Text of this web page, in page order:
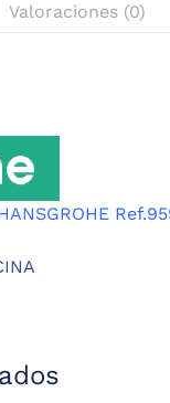
Valoraciones (0)